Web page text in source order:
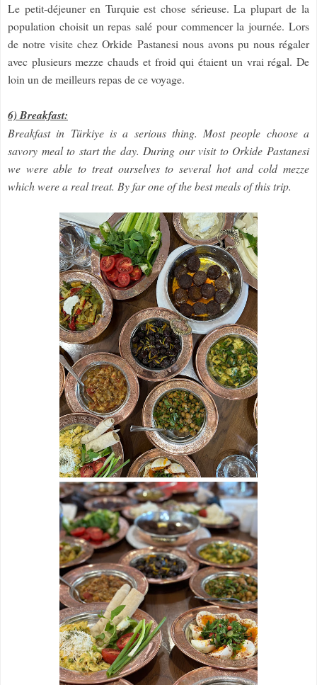
Le petit-déjeuner en Turquie est chose sérieuse. La plupart de la
population choisit un repas salé pour commencer la journée. Lors
de notre visite chez Orkide Pastanesi nous avons pu nous régaler
avec plusieurs mezze chauds et froid qui étaient un vrai régal. De
loin un de meilleurs repas de ce voyage.
6) Breakfast:
Breakfast in Türkiye is a serious thing. Most people choose a
savory meal to start the day. During our visit to Orkide Pastanesi
we were able to treat ourselves to several hot and cold mezze
which were a real treat. By far one of the best meals of this trip.